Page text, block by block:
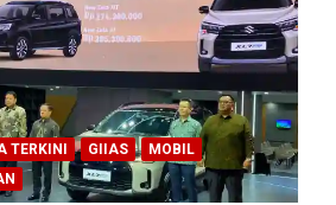
TERKINI GIIAS
MOBIL